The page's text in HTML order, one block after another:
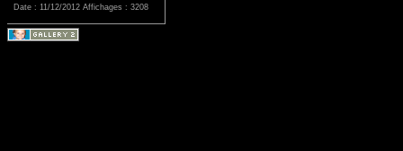
Date : 11/12/2012 Affichages : 3208